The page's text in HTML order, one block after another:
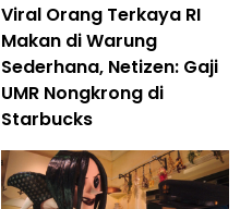
Viral Orang Terkaya RI
Makan di Warung
Sederhana, Netizen: Gaji
UMR Nongkrong di
Starbucks